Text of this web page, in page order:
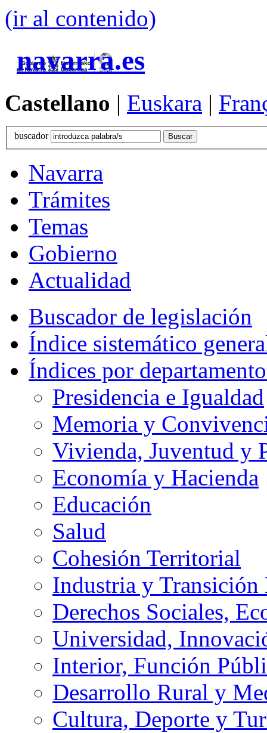
(ir al contenido)
navarra.es
Castellano | Euskara |
buscador
Navarra
Trámites
Temas
Gobierno
Actualidad
Buscador de legislación
Índice sistemático
Índices por
Presidencia e Igualdad
Memoria y
Vivienda, Juventud y
Economía y Hacienda
Educación
Salud
Cohesión Territorial
Industria y
Derechos Sociales,
Universidad,
Interior, Función
Desarrollo Rural y
Cultura, Deporte y